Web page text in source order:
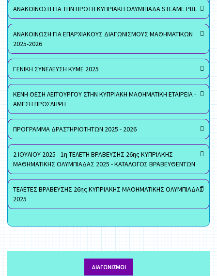
ΑΝΑΚΟΙΝΩΣΗ ΓΙΑ ΤΗΝ ΠΡΩΤΗ ΚΥΠΡΙΑΚΗ ΟΛΥΜΠΙΑΔΑ STEAME PBL
ΑΝΑΚΟΙΝΩΣΗ ΓΙΑ ΕΠΑΡΧΙΑΚΟΥΣ ΔΙΑΓΩΝΙΣΜΟΥΣ ΜΑΘΗΜΑΤΙΚΩΝ
2025-2026
ΓΕΝΙΚΗ ΣΥΝΕΛΕΥΣΗ ΚΥΜΕ 2025
ΚΕΝΗ ΘΕΣΗ ΛΕΙΤΟΥΡΓΟΥ ΣΤΗΝ ΚΥΠΡΙΑΚΗ ΜΑΘΗΜΑΤΙΚΗ ΕΤΑΙΡΕΙΑ -
ΑΜΕΣΗ ΠΡΟΣΛΗΨΗ
ΠΡΟΓΡΑΜΜΑ ΔΡΑΣΤΗΡΙΟΤΗΤΩΝ 2025 - 2026
2 ΙΟΥΛΙΟΥ 2025 - 1η ΤΕΛΕΤΗ ΒΡΑΒΕΥΣΗΣ 26ης ΚΥΠΡΙΑΚΗΣ
ΜΑΘΗΜΑΤΙΚΗΣ ΟΛΥΜΠΙΑΔΑΣ 2025 - ΚΑΤΑΛΟΓΟΣ ΒΡΑΒΕΥΘΕΝΤΩΝ
ΤΕΛΕΤΕΣ ΒΡΑΒΕΥΣΗΣ 26ης ΚΥΠΡΙΑΚΗΣ ΜΑΘΗΜΑΤΙΚΗΣ ΟΛΥΜΠΙΑΔΑΣ
2025
ΔΙΑΓΩΝΙΣΜΟΊ